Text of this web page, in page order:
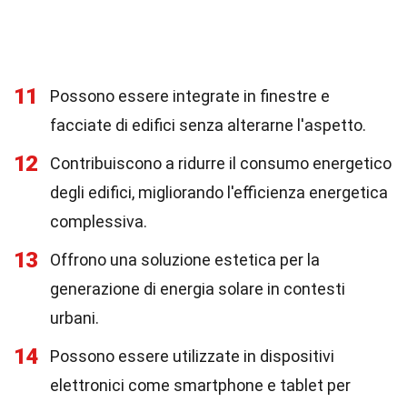
11
Possono essere integrate in finestre e
facciate di edifici senza alterarne l'aspetto.
12
Contribuiscono a ridurre il consumo energetico
degli edifici, migliorando l'efficienza energetica
complessiva.
13
Offrono una soluzione estetica per la
generazione di energia solare in contesti
urbani.
14
Possono essere utilizzate in dispositivi
elettronici come smartphone e tablet per